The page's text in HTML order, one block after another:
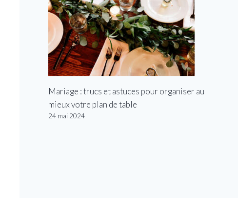
Mariage : trucs et astuces pour organiser au
mieux votre plan de table
24 mai 2024